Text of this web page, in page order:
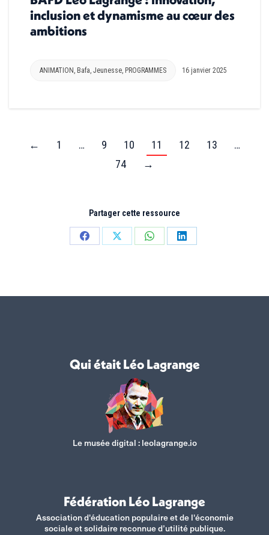
inclusion et dynamisme au cœur des
ambitions
ANIMATION Bafa Jeunesse PROGRAMMES 16 janvier 2025
← 1 … 9 10 11 12 13
…
74
→
Partager cette ressource
PartagerPartagerPartagerPartager
Qui était Léo Lagrange
Le musée digital :leolagrange.io
Fédération Léo Lagrange
Association d'éducation populaire et de l'économie
sociale et solidaire reconnue d’utilité publique.